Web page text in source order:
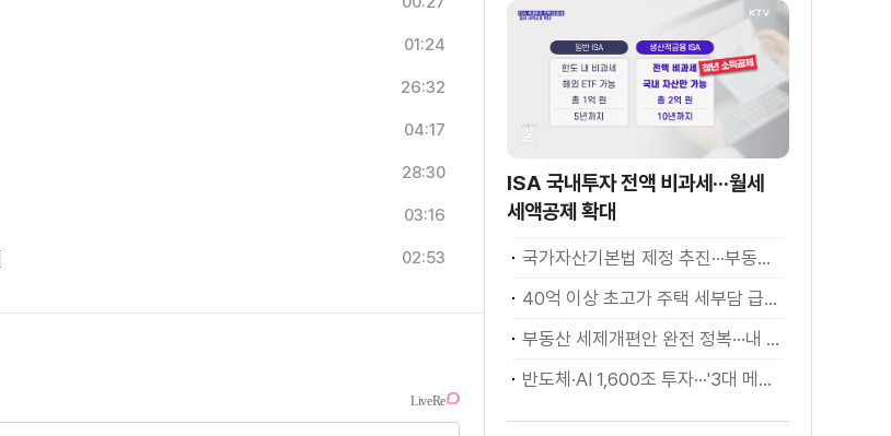
01:24
26:32
04:17
28:30
03:16
02:53
ISA 국내투자 전액 비과세···월세
세액공제 확대
국가자산기본법 제정 추진···부동산·주식 등 통합 관리
40억 이상 초고가 주택 세부담 급증···실수요자 보호 강화
부동산 세제개편안 완전 정복···내 세금 어떻게 달라지나? [K-정책 사용법]
반도체·AI 1,600조 투자···'3대 메가프로젝트' 속도